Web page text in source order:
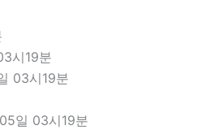
시19분
03시19분
일 03시19분